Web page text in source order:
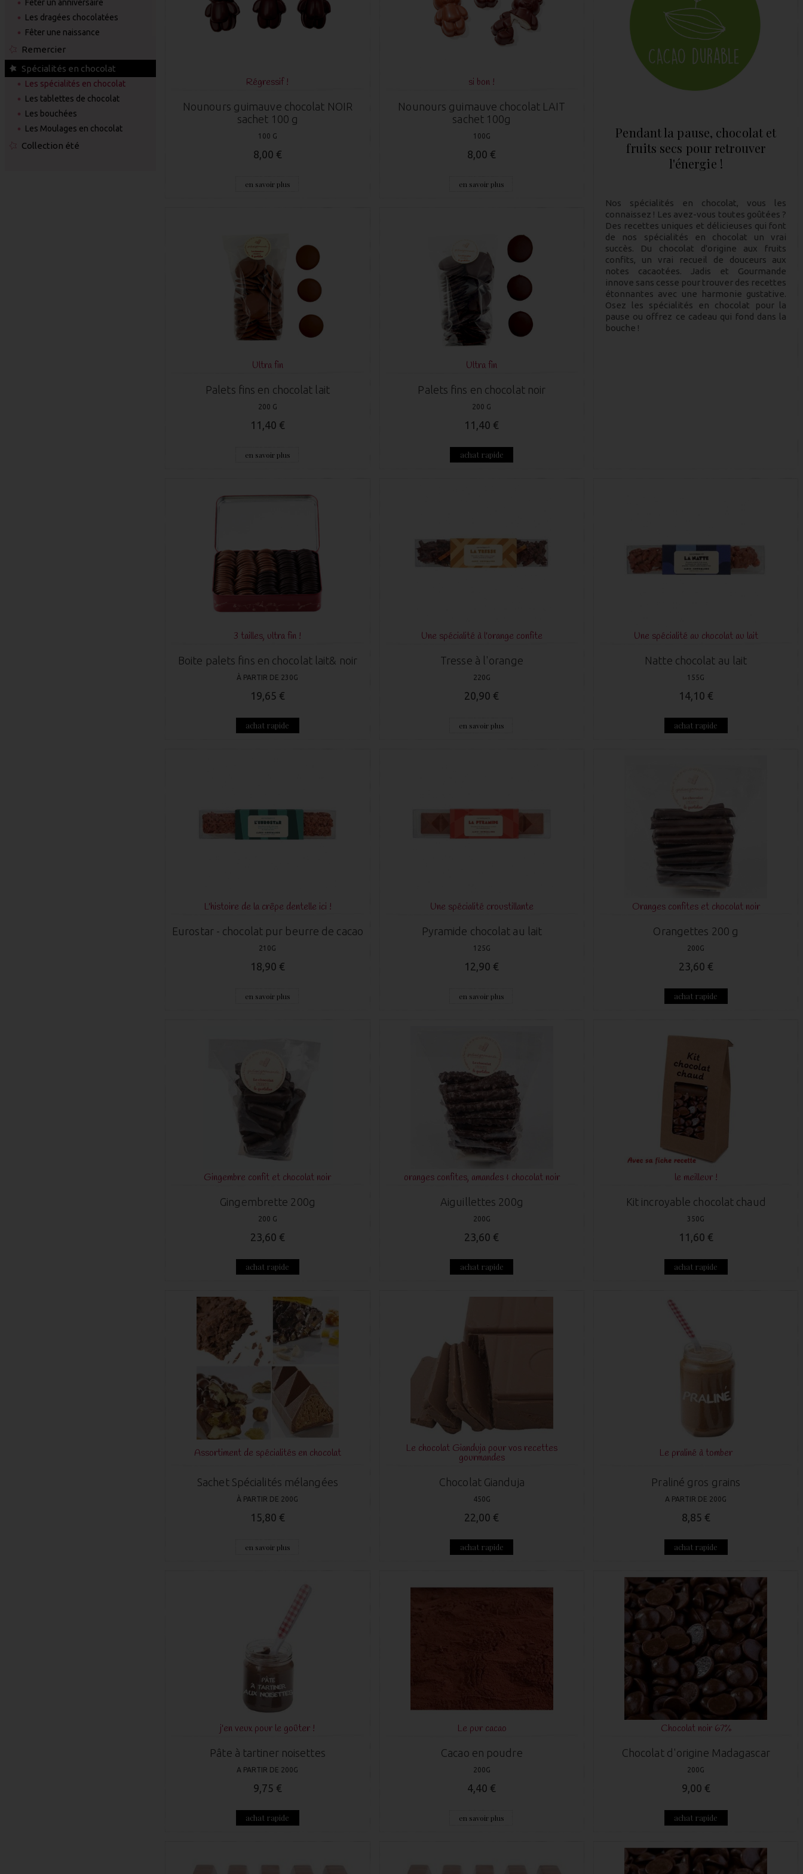
Fêter un anniversaire
Les dragées chocolatées
Fêter une naissance
Remercier
Spécialités en chocolat
Les spécialités en chocolat
Les tablettes de chocolat
Les bouchées
Les Moulages en chocolat
Collection été
Pendant la pause, chocolat et
fruits secs pour retrouver
l'énergie !
Nos spécialités en chocolat, vous les
connaissez ! Les avez-vous toutes goûtées ?
Des recettes uniques et délicieuses qui font
de nos spécialités en chocolat un vrai
succès. Du chocolat d'origine aux fruits
confits, un vrai recueil de douceurs aux
notes cacaotées. Jadis et Gourmande
innove sans cesse pour trouver des recettes
étonnantes avec une harmonie gustative.
Osez les spécialités en chocolat pour la
pause ou offrez ce cadeau qui fond dans la
bouche !
Régressif !
Nounours guimauve chocolat NOIR
sachet 100 g
100 G
8,00 €
en savoir plus
si bon !
Nounours guimauve chocolat LAIT
sachet 100g
100G
8,00 €
en savoir plus
Ultra fin
Palets fins en chocolat lait
200 G
11,40 €
en savoir plus
Ultra fin
Palets fins en chocolat noir
200 G
11,40 €
achat rapide
3 tailles, ultra fin !
Boite palets fins en chocolat lait& noir
À PARTIR DE 230G
19,65 €
achat rapide
Une spécialité à l'orange confite
Tresse à l'orange
220G
20,90 €
en savoir plus
Une spécialité au chocolat au lait
Natte chocolat au lait
155G
14,10 €
achat rapide
L'histoire de la crêpe dentelle ici !
Eurostar - chocolat pur beurre de cacao
210G
18,90 €
en savoir plus
Une spécialité croustillante
Pyramide chocolat au lait
125G
12,90 €
en savoir plus
Oranges confites et chocolat noir
Orangettes 200 g
200G
23,60 €
achat rapide
Gingembre confit et chocolat noir
Gingembrette 200g
200 G
23,60 €
achat rapide
oranges confites, amandes & chocolat noir
Aiguillettes 200g
200G
23,60 €
achat rapide
le meilleur !
Kit incroyable chocolat chaud
350G
11,60 €
achat rapide
Assortiment de spécialités en chocolat
Sachet Spécialités mélangées
À PARTIR DE 200G
15,80 €
en savoir plus
Le chocolat Gianduja pour vos recettes
gourmandes
Chocolat Gianduja
450G
22,00 €
achat rapide
Le praliné à tomber
Praliné gros grains
A PARTIR DE 200G
8,85 €
achat rapide
j'en veux pour le goûter !
Pâte à tartiner noisettes
A PARTIR DE 200G
9,75 €
achat rapide
Le pur cacao
Cacao en poudre
200G
4,40 €
en savoir plus
Chocolat noir 67%
Chocolat d'origine Madagascar
200G
9,00 €
achat rapide